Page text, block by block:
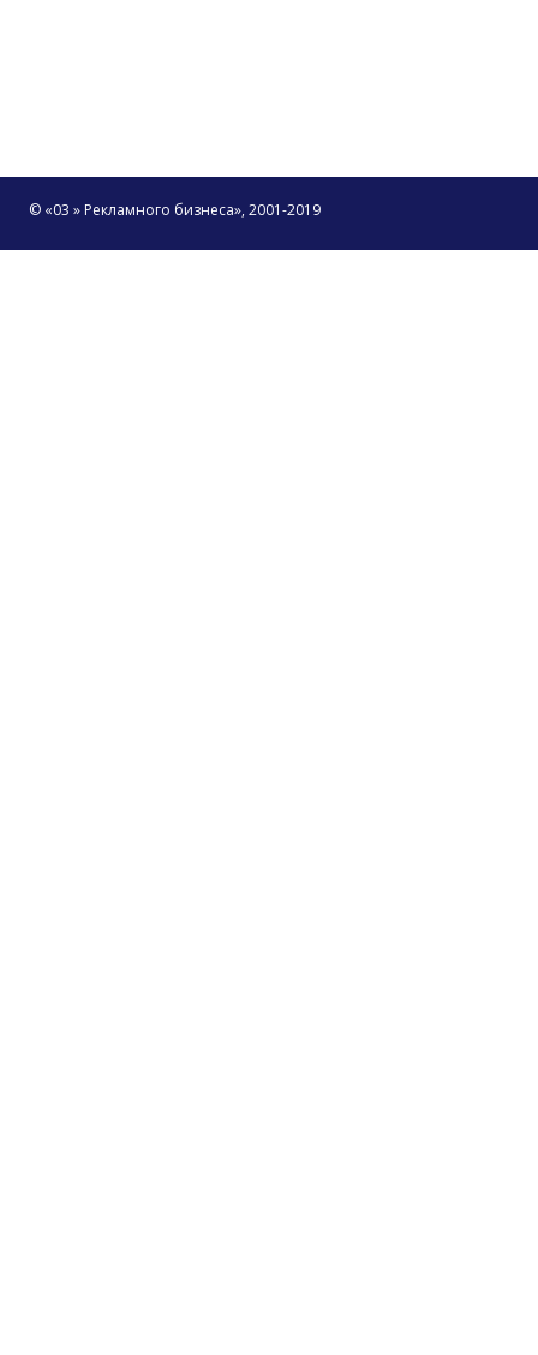
© «03 » Рекламного бизнеса», 2001-2019